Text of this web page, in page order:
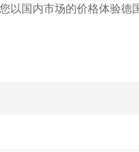
以国内市场的价格体验德